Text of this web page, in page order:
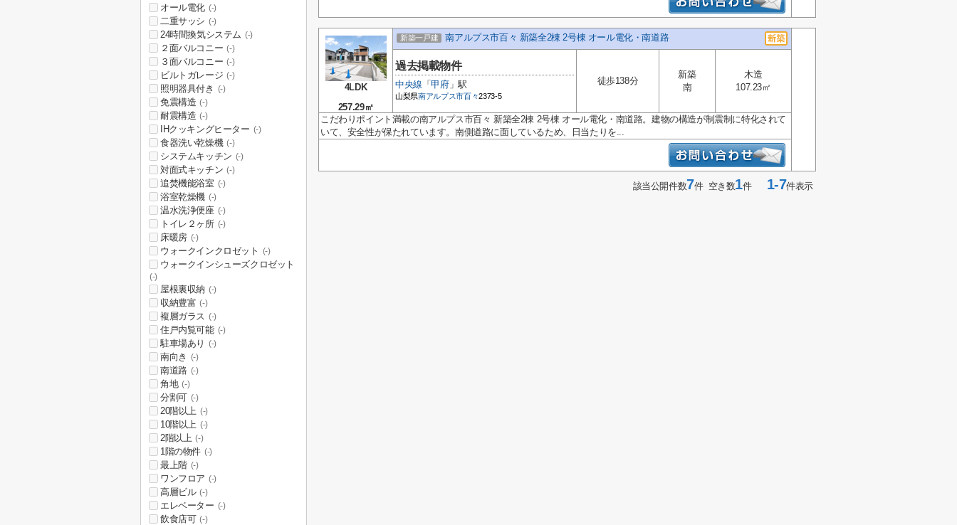
4LDK
257.29㎡
新築一戸建 南アルプス市百々 新築全2棟 2号棟 オール電化・南道路
過去掲載物件
中央線 「甲府」駅
山梨県南アルプス市百々2373-5
徒歩138分
新築
南
木造
107.23㎡
こだわりポイント満載の南アルプス市百々 新築全2棟 2号棟 オール電化・南道路。建物の構造が制震制に特化されて
いて、安全性が保たれています。南側道路に面しているため、日当たりを...
該当公開件数7件 空き数1件1-7件表示
オール電化 (-)
二重サッシ (-)
24時間換気システム (-)
２面バルコニー (-)
３面バルコニー (-)
ビルトガレージ (-)
照明器具付き (-)
免震構造 (-)
耐震構造 (-)
IHクッキングヒーター (-)
食器洗い乾燥機 (-)
システムキッチン (-)
対面式キッチン (-)
追焚機能浴室 (-)
浴室乾燥機 (-)
温水洗浄便座 (-)
トイレ２ヶ所 (-)
床暖房 (-)
ウォークインクロゼット (-)
ウォークインシューズクロゼット
(-)
屋根裏収納 (-)
収納豊富 (-)
複層ガラス (-)
住戸内覧可能 (-)
駐車場あり (-)
南向き (-)
南道路 (-)
角地 (-)
分割可 (-)
20階以上 (-)
10階以上 (-)
2階以上 (-)
1階の物件 (-)
最上階 (-)
ワンフロア (-)
高層ビル (-)
エレベーター (-)
飲食店可 (-)